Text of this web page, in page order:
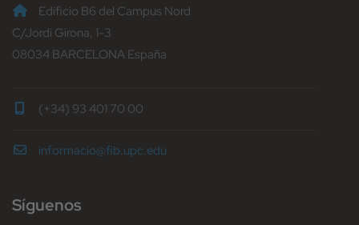
Edificio B6 del Campus Nord
C/Jordi Girona, 1-3
08034 BARCELONA España
(+34) 93 401 70 00
informacio@fib.upc.edu
Síguenos